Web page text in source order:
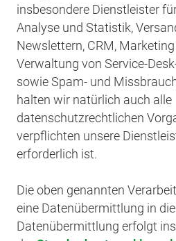
insbesondere Dienstleister
Analyse und Statistik,
Newslettern, CRM,
Verwaltung von Service-
sowie Spam- und
halten wir natürlich auch alle
datenschutzrechtlichen
verpflichten unsere
erforderlich ist.
Die oben genannten
eine Datenübermittlung in die
Datenübermittlung erfolgt